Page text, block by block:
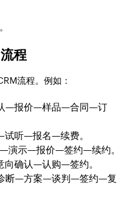
程
流程。例如：
—报价—样品—合同—订
听—报名—续费。
演示—报价—签约—续约。
确认—认购—签约。
断—方案—谈判—签约—复